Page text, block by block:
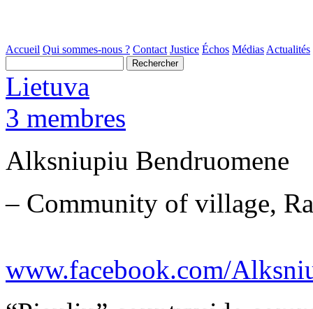
Accueil Qui sommes-nous ? Contact Justice Échos Médias Actualités
Lietuva
3 membres
Alksniupiu Bendruomene
– Community of village,
www.facebook.com/